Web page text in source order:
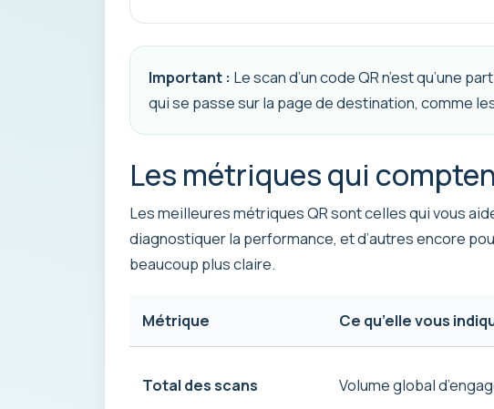
Important : Le scan d’un code QR n’est qu’une
qui se passe sur la page de destination, comme
Les métriques qui
Les meilleures métriques QR sont celles qui vous
diagnostiquer la performance, et d’autres encore
beaucoup plus claire.
Métrique Ce qu’elle vous
Total des scans Volume global